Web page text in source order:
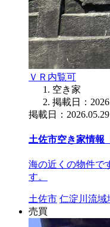
ＶＲ内覧可
空き家
掲載日：
掲載日：2026.05.29
土佐市空き家情報
海の近くの物件で
す。
土佐市 仁淀川流域
売買